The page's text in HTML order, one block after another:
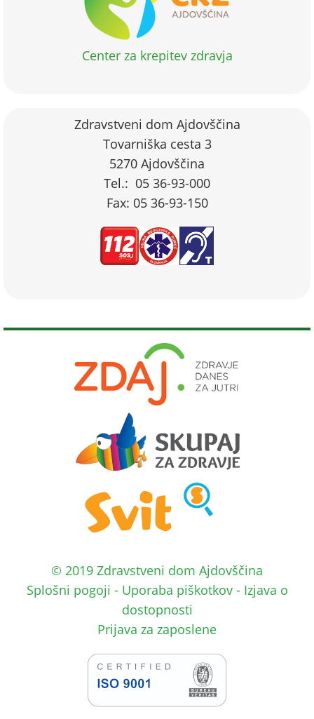
Center za krepitev zdravja
Zdravstveni dom Ajdovščina
Tovarniška cesta 3
5270 Ajdovščina
Tel.: 05 36-93-000
Fax: 05 36-93-150
© 2019 Zdravstveni dom Ajdovščina
Splošni pogoji - Uporaba piškotkov- Izjava o
dostopnosti
Prijava za zaposlene